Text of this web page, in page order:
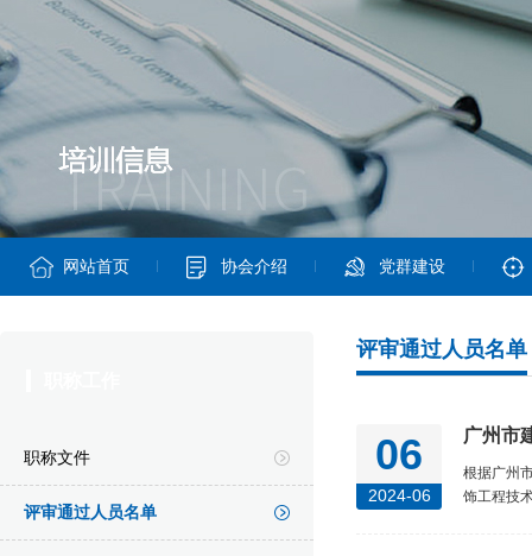
网站首页 协会介绍 党群建设
职称文件
评审通过人员名单
评审通过人员名单
06
2024-06
广州市
根据广州
饰工程技